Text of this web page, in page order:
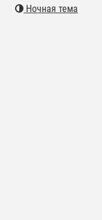
Ночная тема